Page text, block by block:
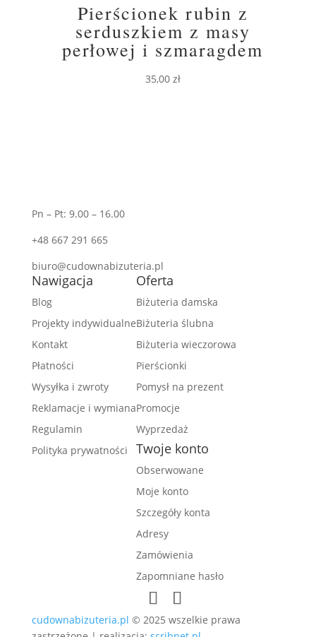
Pierścionek rubin z
serduszkiem z masy
perłowej i szmaragdem
35,00 zł
Pn – Pt: 9.00 – 16.00
+48 667 291 665
biuro@cudownabizuteria.pl
Nawigacja
Blog
Projekty indywidualne
Kontakt
Płatności
Wysyłka i zwroty
Reklamacje i wymiana
Regulamin
Polityka prywatności
Oferta
Biżuteria damska
Biżuteria ślubna
Biżuteria wieczorowa
Pierścionki
Pomysł na prezent
Promocje
Wyprzedaż
Twoje konto
Obserwowane
Moje konto
Szczegóły konta
Adresy
Zamówienia
Zapomniane hasło
cudownabizuteria.pl © 2025 wszelkie prawa